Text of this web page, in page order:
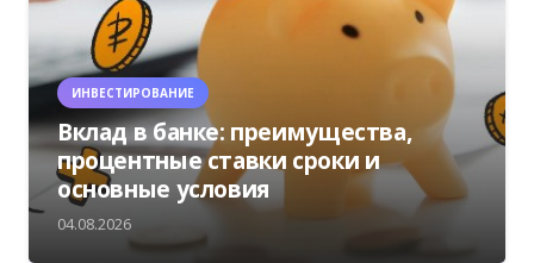
ИНВЕСТИРОВАНИЕ
Вклад в банке: преимущества,
процентные ставки сроки и
основные условия
04.08.2026